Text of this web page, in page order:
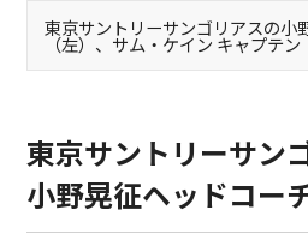
東京サントリーサンゴリアスの小
（左）、サム・ケイン キャプテン
東京サントリーサン
小野晃征ヘッドコー